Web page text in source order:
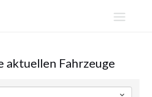
aktuellen Fahrzeuge